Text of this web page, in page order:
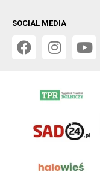
SOCIAL MEDIA